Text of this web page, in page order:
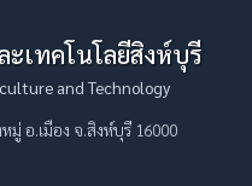
เทคโนโลยีสิงห์บุรี
and Technology
มู่ อ.เมือง จ.สิงห์บุรี 16000